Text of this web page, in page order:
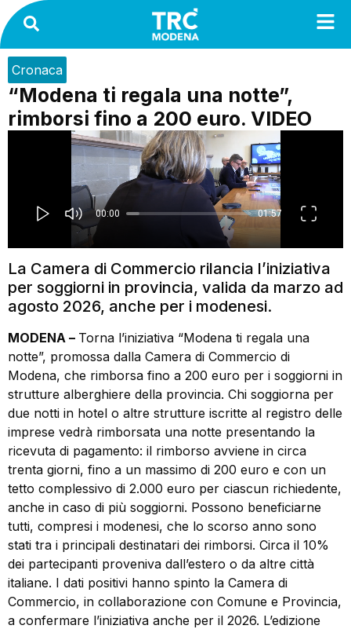
Cronaca
“Modena ti regala una notte”,
rimborsi fino a 200 euro. VIDEO
La Camera di Commercio rilancia l’iniziativa
per soggiorni in provincia, valida da marzo ad
agosto 2026, anche per i modenesi.
MODENA – Torna l’iniziativa “Modena ti regala una
notte”, promossa dalla Camera di Commercio di
Modena, che rimborsa fino a 200 euro per i soggiorni in
strutture alberghiere della provincia. Chi soggiorna per
due notti in hotel o altre strutture iscritte al registro delle
imprese vedrà rimborsata una notte presentando la
ricevuta di pagamento: il rimborso avviene in circa
trenta giorni, fino a un massimo di 200 euro e con un
tetto complessivo di 2.000 euro per ciascun richiedente,
anche in caso di più soggiorni. Possono beneficiarne
tutti, compresi i modenesi, che lo scorso anno sono
stati tra i principali destinatari dei rimborsi. Circa il 10%
dei partecipanti proveniva dall’estero o da altre città
italiane. I dati positivi hanno spinto la Camera di
Commercio, in collaborazione con Comune e Provincia,
a confermare l’iniziativa anche per il 2026. L’edizione